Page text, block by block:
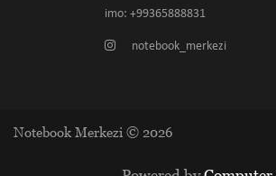
imo: +99365888831
notebook_merkezi
Notebook Merkezi © 2026